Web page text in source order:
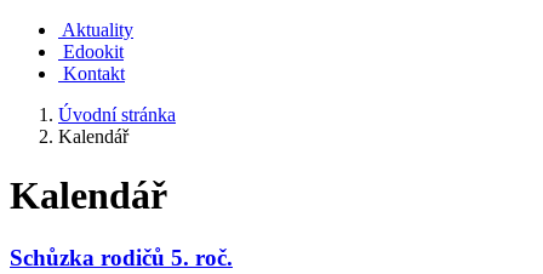
Aktuality
Edookit
Kontakt
Úvodní stránka
Kalendář
Kalendář
Schůzka rodičů 5. roč.